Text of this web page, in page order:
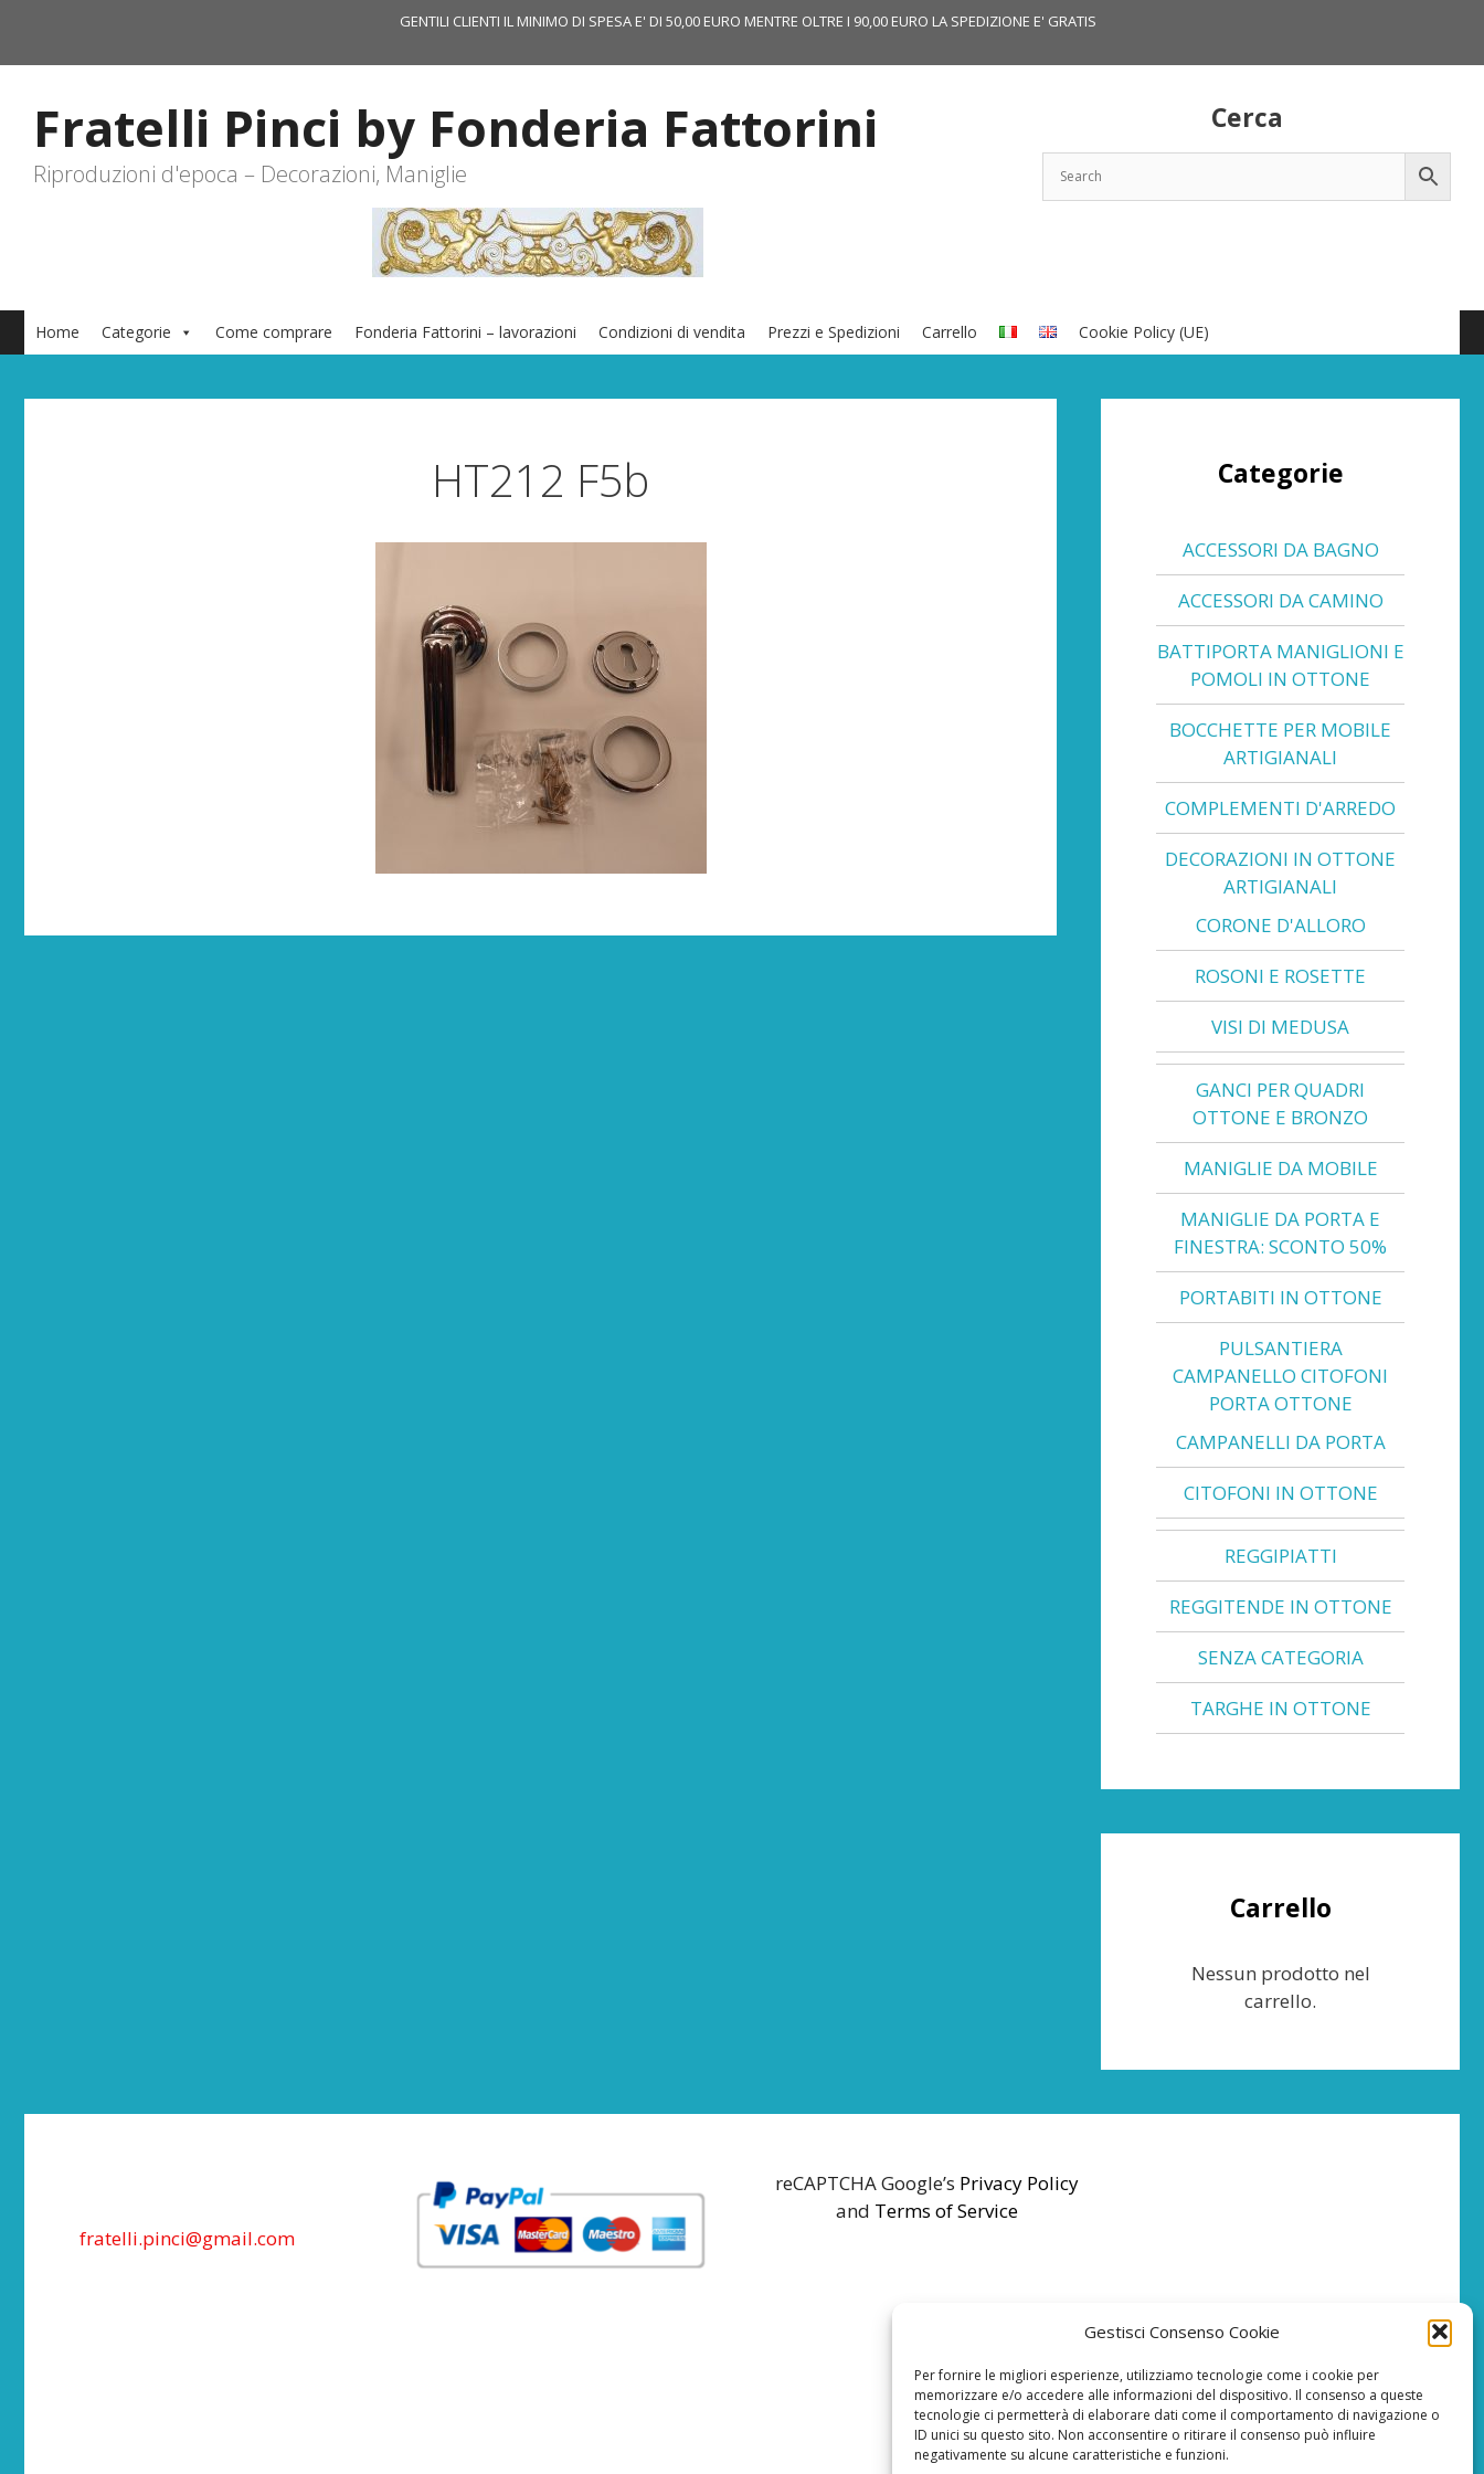
Gestisci Consenso Cookie
Per fornire le migliori esperienze, utilizziamo tecnologie come i cookie per
memorizzare e/o accedere alle informazioni del dispositivo. Il consenso a queste
tecnologie ci permetterà di elaborare dati come il comportamento di navigazione o
ID unici su questo sito. Non acconsentire o ritirare il consenso può influire
negativamente su alcune caratteristiche e funzioni.
contenuto
GENTILI CLIENTI IL MINIMO DI SPESA E' DI 50,00 EURO MENTRE OLTRE I 90,00 EURO LA SPEDIZIONE E' GRATIS
Cerca
Fratelli Pinci by Fonderia Fattorini
Riproduzioni d'epoca – Decorazioni, Maniglie
Home Categorie Come comprare Fonderia Fattorini – lavorazioni Condizioni di vendita Prezzi e Spedizioni Carrello Cookie Policy (UE)
HT212 F5b Categorie
ACCESSORI DA BAGNO
ACCESSORI DA CAMINO
BATTIPORTA MANIGLIONI E
POMOLI IN OTTONE
BOCCHETTE PER MOBILE
ARTIGIANALI
COMPLEMENTI D'ARREDO
DECORAZIONI IN OTTONE
ARTIGIANALI
CORONE D'ALLORO
ROSONI E ROSETTE
VISI DI MEDUSA
GANCI PER QUADRI
OTTONE E BRONZO
MANIGLIE DA MOBILE
MANIGLIE DA PORTA E
FINESTRA: SCONTO 50%
PORTABITI IN OTTONE
PULSANTIERA
CAMPANELLO CITOFONI
PORTA OTTONE
CAMPANELLI DA PORTA
CITOFONI IN OTTONE
REGGIPIATTI
REGGITENDE IN OTTONE
SENZA CATEGORIA
TARGHE IN OTTONE
Carrello
Nessun prodotto nel
carrello.
fratelli.pinci@gmail.com
reCAPTCHA Google’s Privacy Policy
and Terms of Service